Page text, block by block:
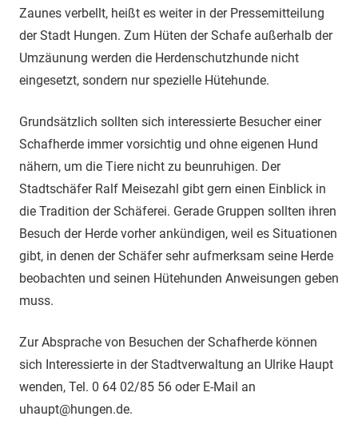
Zaunes verbellt, heißt es weiter in der Pressemitteilung
der Stadt Hungen. Zum Hüten der Schafe außerhalb der
Umzäunung werden die Herdenschutzhunde nicht
eingesetzt, sondern nur spezielle Hütehunde.
Grundsätzlich sollten sich interessierte Besucher einer
Schafherde immer vorsichtig und ohne eigenen Hund
nähern, um die Tiere nicht zu beunruhigen. Der
Stadtschäfer Ralf Meisezahl gibt gern einen Einblick in
die Tradition der Schäferei. Gerade Gruppen sollten ihren
Besuch der Herde vorher ankündigen, weil es Situationen
gibt, in denen der Schäfer sehr aufmerksam seine Herde
beobachten und seinen Hütehunden Anweisungen geben
muss.
Zur Absprache von Besuchen der Schafherde können
sich Interessierte in der Stadtverwaltung an Ulrike Haupt
wenden, Tel. 0 64 02/85 56 oder E-Mail an
uhaupt@hungen.de.